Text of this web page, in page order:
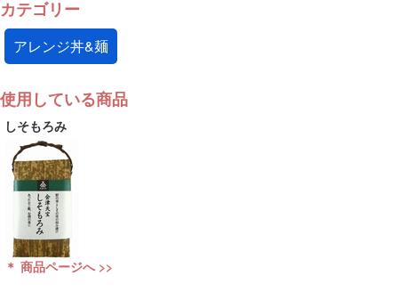
カテゴリー
アレンジ丼&麺
使用している商品
しそもろみ
＊ 商品ページへ >>